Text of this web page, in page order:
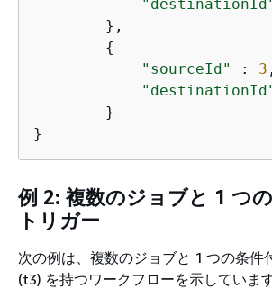
        },
{
"sourceId"
: 3 ,
        }
}
例 2: 複数のジョブと 1 つ
トリガー
次の例は、複数のジョブと 1 つの条件
(t3) を持つワークフローを示しています